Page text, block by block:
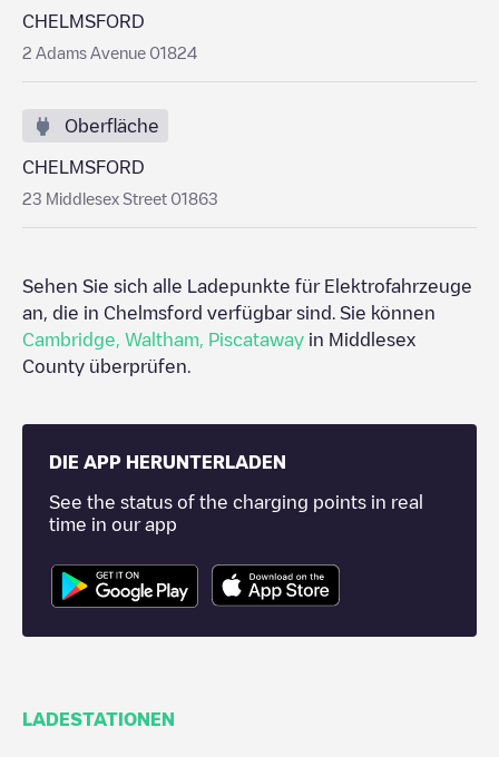
CHELMSFORD
2 Adams Avenue 01824
Oberfläche
CHELMSFORD
23 Middlesex Street 01863
Sehen Sie sich alle Ladepunkte für Elektrofahrzeuge
an, die in Chelmsford verfügbar sind. Sie können
Cambridge Waltham Piscataway in Middlesex
County überprüfen.
DIE APP HERUNTERLADEN
See the status of the charging points in real
time in our app
LADESTATIONEN